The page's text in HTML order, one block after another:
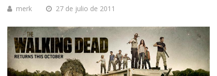
merk 27 de julio de 2011